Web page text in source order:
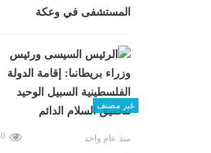
المستشفى في وعكة
غير مصنف
منذ عام واحد 0